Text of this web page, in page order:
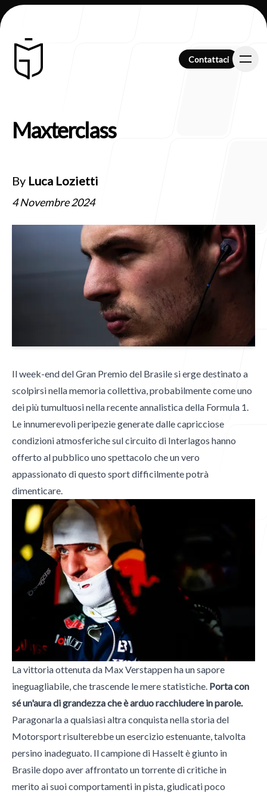
Contattaci
Contattaci
Chi Siamo
Clienti
Contatti
Email
mgpublishing@icloud.com
Hammer Time
Italian Wheel
Morini Gallarati Publishing
Maxterclass
By Luca Lozietti
4 Novembre 2024
Il week-end del Gran Premio del Brasile si erge destinato a
scolpirsi nella memoria collettiva, probabilmente come uno
dei più tumultuosi nella recente annalistica della Formula 1.
Le innumerevoli peripezie generate dalle capricciose
condizioni atmosferiche sul circuito di Interlagos hanno
offerto al pubblico uno spettacolo che un vero
appassionato di questo sport difficilmente potrà
dimenticare.
La vittoria ottenuta da Max Verstappen ha un sapore
ineguagliabile, che trascende le mere statistiche. Porta con
sé un'aura di grandezza che è arduo racchiudere in parole.
Paragonarla a qualsiasi altra conquista nella storia del
Motorsport risulterebbe un esercizio estenuante, talvolta
persino inadeguato. Il campione di Hasselt è giunto in
Brasile dopo aver affrontato un torrente di critiche in
merito ai suoi comportamenti in pista, giudicati poco